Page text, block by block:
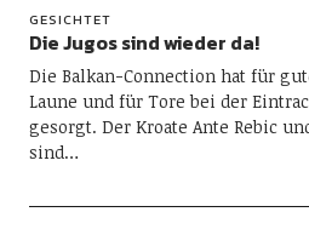
GESICHTET
Die Jugos sind wieder da!
Die Balkan-Connection hat für
Laune und für Tore bei der
gesorgt. Der Kroate Ante Rebic
sind…